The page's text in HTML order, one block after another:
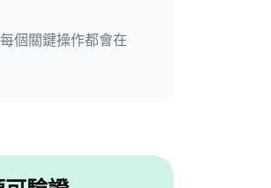
個關鍵操作都會在